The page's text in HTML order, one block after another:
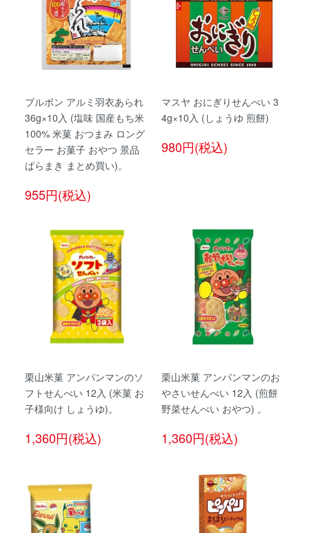
ブルボン アルミ羽衣あられ
36g×10入 (塩味 国産もち米
100% 米菓 おつまみ ロング
セラー お菓子 おやつ 景品
ばらまき まとめ買い)。
955円(税込)
マスヤ おにぎりせんべい 3
4g×10入 (しょうゆ 煎餅)
980円(税込)
栗山米菓 アンパンマンのソ
フトせんべい 12入 (米菓 お
子様向け しょうゆ)。
1,360円(税込)
栗山米菓 アンパンマンのお
やさいせんべい 12入 (煎餅
野菜せんべい おやつ) 。
1,360円(税込)